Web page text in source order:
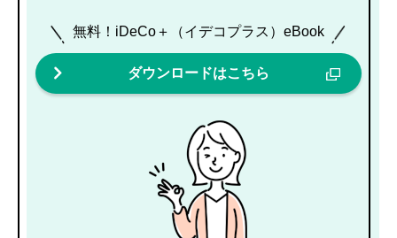
無料！iDeCo＋（イデコプラス）eBook
ダウンロードはこちら